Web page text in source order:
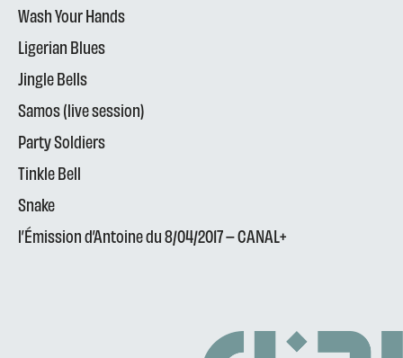
Wash Your Hands
Ligerian Blues
Jingle Bells
Samos (live session)
Party Soldiers
Tinkle Bell
Snake
l’Émission d’Antoine du 8/04/2017 – CANAL+